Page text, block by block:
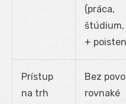
(práca,
+
Prístup
na trh
Bez
rovnaké